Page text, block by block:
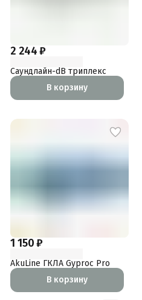
2 244 ₽
Саундлайн-dB триплекс
В корзину
1 150 ₽
AkuLine ГКЛА Gyproc Pro
В корзину